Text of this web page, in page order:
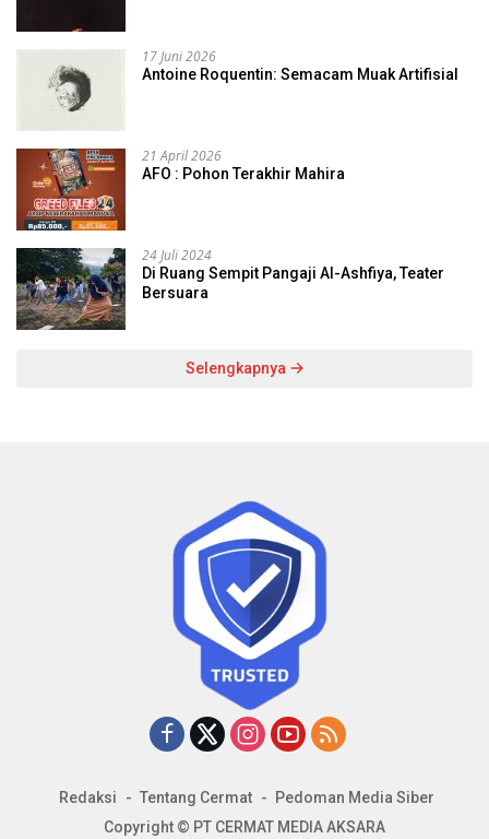
17 Juni 2026
Antoine Roquentin: Semacam Muak Artifisial
21 April 2026
AFO : Pohon Terakhir Mahira
24 Juli 2024
Di Ruang Sempit Pangaji Al-Ashfiya, Teater
Bersuara
Selengkapnya
Redaksi Tentang Cermat
Pedoman Media Siber
Copyright © PT CERMAT MEDIA AKSARA